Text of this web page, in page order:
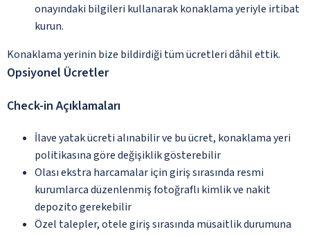
onayındaki bilgileri kullanarak konaklama yeriyle irtibat
kurun.
Konaklama yerinin bize bildirdiği tüm ücretleri dâhil ettik.
Opsiyonel Ücretler
Check-in Açıklamaları
İlave yatak ücreti alınabilir ve bu ücret, konaklama yeri
politikasına göre değişiklik gösterebilir
Olası ekstra harcamalar için giriş sırasında resmi
kurumlarca düzenlenmiş fotoğraflı kimlik ve nakit
depozito gerekebilir
Özel talepler, otele giriş sırasında müsaitlik durumuna